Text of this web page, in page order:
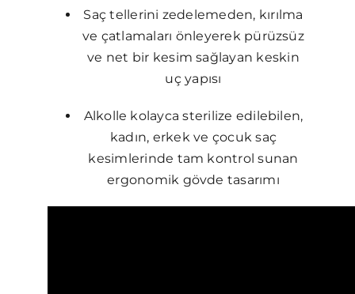
Saç tellerini zedelemeden, kırılma
ve çatlamaları önleyerek pürüzsüz
ve net bir kesim sağlayan keskin
uç yapısı
Alkolle kolayca sterilize edilebilen,
kadın, erkek ve çocuk saç
kesimlerinde tam kontrol sunan
ergonomik gövde tasarımı